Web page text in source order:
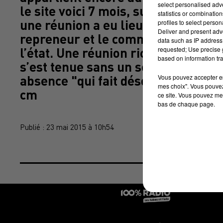
le site voici 7 mois, supprimant
une réunion a eu lieu vendredi,
repreneur et le commissaire au
l’état. Une réunion riche, pour
s’est tenue sans un seul membre
absence "qui fait désordre",
cm
Publié : 23 mai 2015 à 10h54
select personalised
statistics or
profiles to select
Deliver and present
data such as IP
requested; Use precise
based on information
Vous pouvez accepter
mes choix". Vous
ce site. Vous pouvez
bas de chaque page.